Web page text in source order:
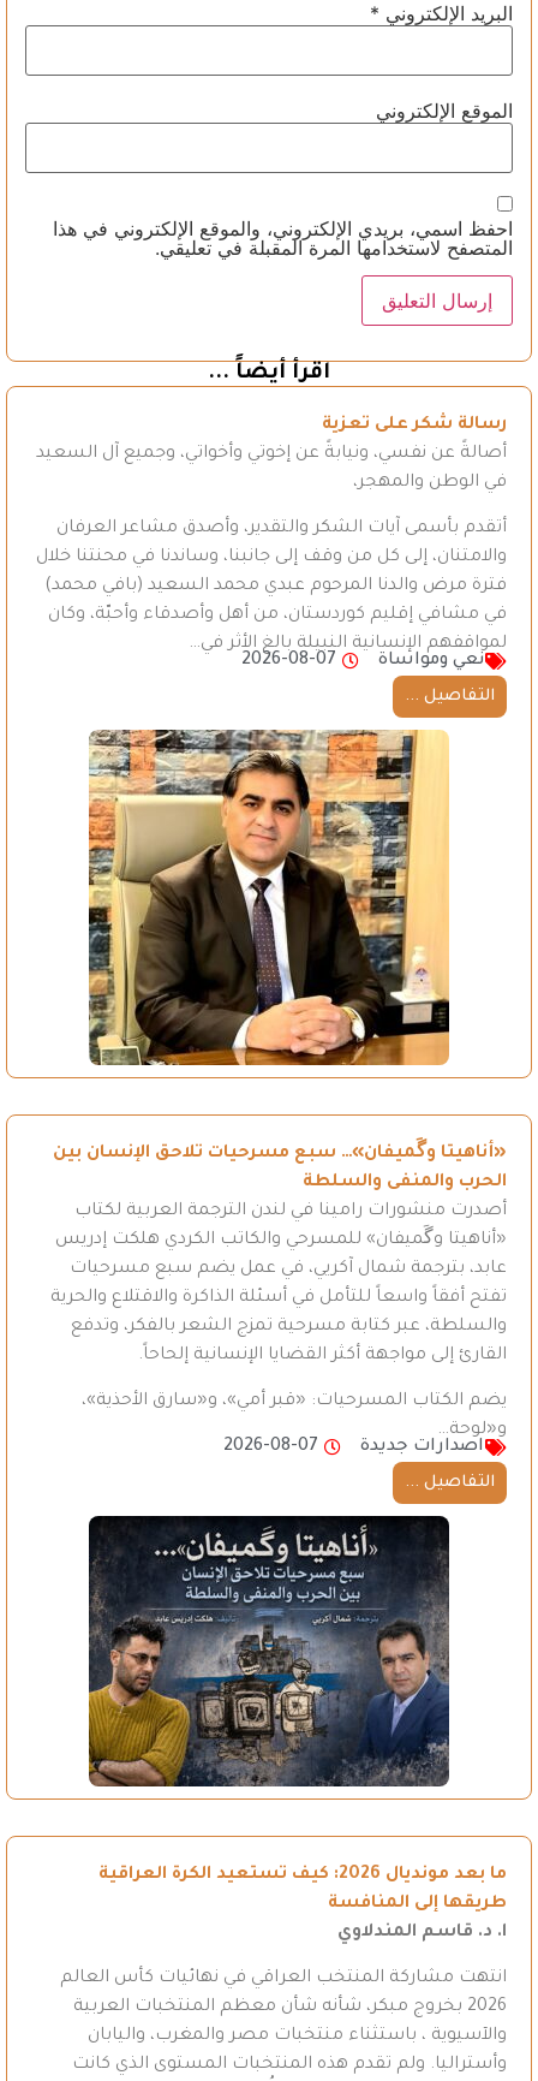
البريد الإلكتروني *
الموقع الإلكتروني
احفظ اسمي، بريدي الإلكتروني، والموقع الإلكتروني في هذا
المتصفح لاستخدامها المرة المقبلة في تعليقي.
اقرأ أيضاً ...
رسالة شكر على تعزية
أصالةً عن نفسي، ونيابةً عن إخوتي وأخواتي، وجميع آل السعيد
في الوطن والمهجر،
أتقدم بأسمى آيات الشكر والتقدير، وأصدق مشاعر العرفان
والامتنان، إلى كل من وقف إلى جانبنا، وساندنا في محنتنا خلال
فترة مرض والدنا المرحوم عبدي محمد السعيد (بافي محمد)
في مشافي إقليم كوردستان، من أهل وأصدقاء وأحبّة، وكان
لمواقفهم الإنسانية النبيلة بالغ الأثر في…
نعي ومواساة
2026-08-07
التفاصيل ...
«أناهيتا وگَميفان»… سبع مسرحيات تلاحق الإنسان بين
الحرب والمنفى والسلطة
أصدرت منشورات رامينا في لندن الترجمة العربية لكتاب
«أناهيتا وگَميفان» للمسرحي والكاتب الكردي هلكت إدريس
عابد، بترجمة شمال آكريي، في عمل يضم سبع مسرحيات
تفتح أفقاً واسعاً للتأمل في أسئلة الذاكرة والاقتلاع والحرية
والسلطة، عبر كتابة مسرحية تمزج الشعر بالفكر، وتدفع
القارئ إلى مواجهة أكثر القضايا الإنسانية إلحاحاً.
يضم الكتاب المسرحيات: «قبر أمي»، و«سارق الأحذية»،
و«لوحة…
اصدارات جديدة
2026-08-07
التفاصيل ...
ما بعد مونديال 2026: كيف تستعيد الكرة العراقية
طريقها إلى المنافسة
ا. د. قاسم المندلاوي
انتهت مشاركة المنتخب العراقي في نهائيات كأس العالم
2026 بخروج مبكر، شأنه شأن معظم المنتخبات العربية
والآسيوية ، باستثناء منتخبات مصر والمغرب، واليابان
وأستراليا. ولم تقدم هذه المنتخبات المستوى الذي كانت